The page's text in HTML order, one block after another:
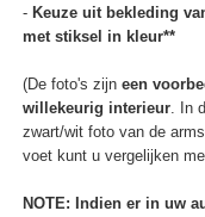
- Keuze uit bekleding
met stiksel in kleur**
(De foto's zijn een
willekeurig interieur. In
zwart/wit foto van de
voet kunt u vergelijken
NOTE: Indien er in uw